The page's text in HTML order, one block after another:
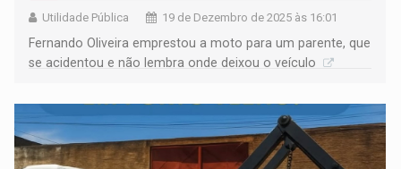
Utilidade Pública 19 de Dezembro de 2025 às 16:01
Fernando Oliveira emprestou a moto para um parente, que
se acidentou e não lembra onde deixou o veículo